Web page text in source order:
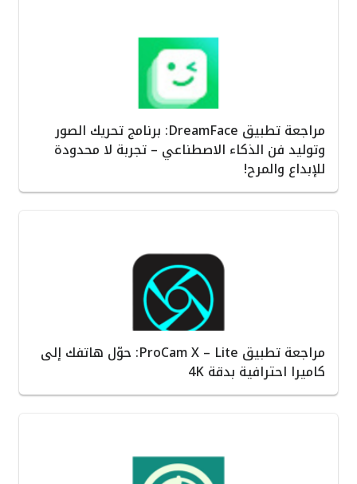
مراجعة تطبيق DreamFace: برنامج تحريك الصور
وتوليد فن الذكاء الاصطناعي – تجربة لا محدودة
للإبداع والمرح!
مراجعة تطبيق ProCam X – Lite: حوّل هاتفك إلى
كاميرا احترافية بدقة 4K